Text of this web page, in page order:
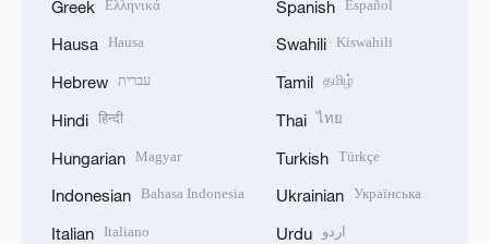
Greek Ελληνικά
Hausa Hausa
Hebrew עברית
Hindi हिन्दी
Hungarian Magyar
Indonesian Bahasa Indonesia
Italian Italiano
Spanish Español
Swahili Kiswahili
Tamil தமிழ்
Thai ไทย
Turkish Türkçe
Ukrainian Українська
Urdu اردو